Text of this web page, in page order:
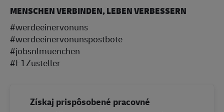
MENSCHEN VERBINDEN, LEBEN VERBESSERN
#werdeeinervonuns
#werdeeinervonunspostbote
#jobsnlmuenchen
#F1Zusteller
Získaj prispôsobené pracovné